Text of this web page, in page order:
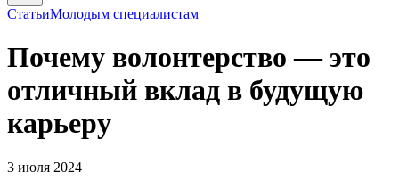
СтатьиМолодым специалистам
Почему волонтерство — это
отличный вклад в будущую
карьеру
3 июля 2024